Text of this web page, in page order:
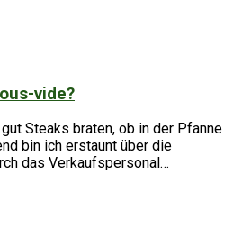
vide?
Steaks braten, ob in der Pfanne
bin ich erstaunt über die
das Verkaufspersonal…